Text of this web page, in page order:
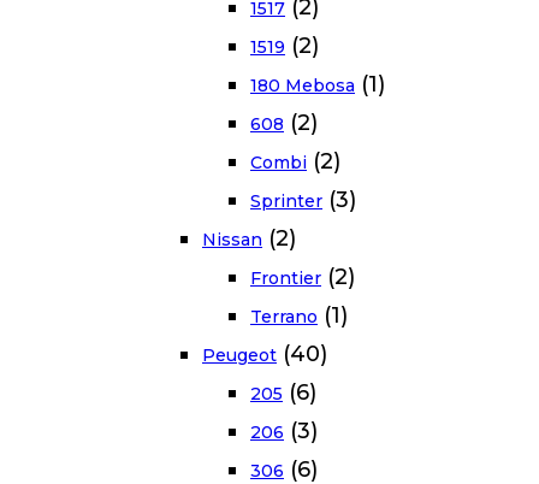
1517 (2)
1519 (2)
180 Mebosa (1)
608 (2)
Combi (2)
Sprinter (3)
Nissan (2)
Frontier (2)
Terrano (1)
Peugeot (40)
205 (6)
206 (3)
306 (6)